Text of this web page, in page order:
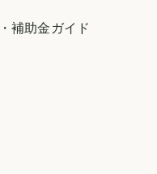
補助金ガイド